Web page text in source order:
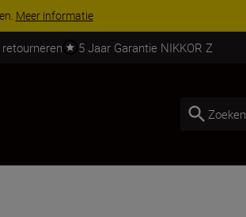
nog compleetKoop nu
5 Jaar Garantie NIKKOR Z
Zoeken